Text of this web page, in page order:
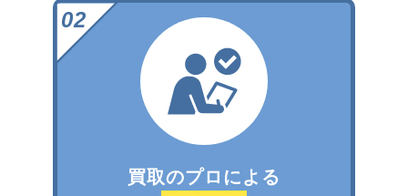
買取のプロによる